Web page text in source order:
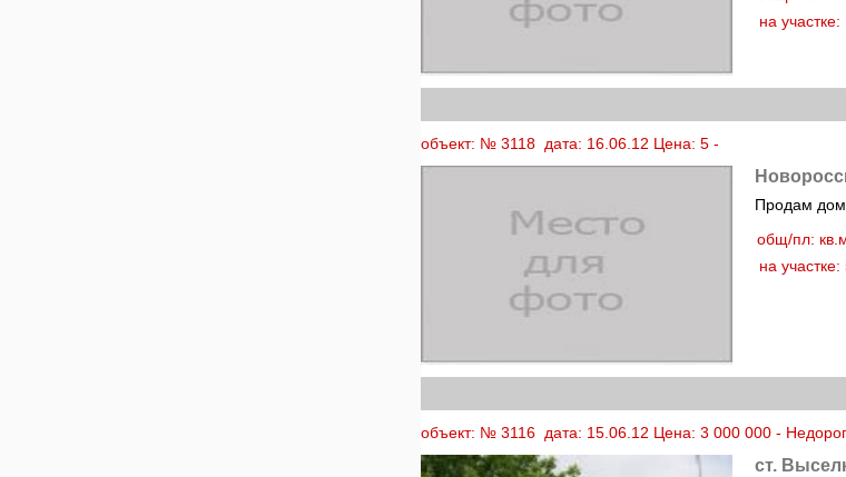
на участке:
объект: № 3118 дата: 16.06.12 Цена: 5 -
Продам
общ/пл:
на участке:
объект: № 3116 дата: 15.06.12 Цена: 3 000 000 -
ст.